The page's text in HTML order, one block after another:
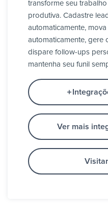
transforme seu
produtiva. Cadastre
automaticamente,
automaticamente, gere
dispare follow-ups
mantenha seu funil
Ver mais